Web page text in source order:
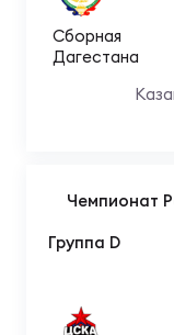
Сборная
Дагестана
Чемпионат
Группа D